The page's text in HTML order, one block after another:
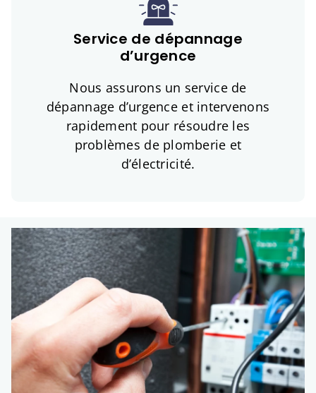
Service de dépannage
d’urgence
Nous assurons un service de
dépannage d’urgence et intervenons
rapidement pour résoudre les
problèmes de plomberie et
d’électricité.